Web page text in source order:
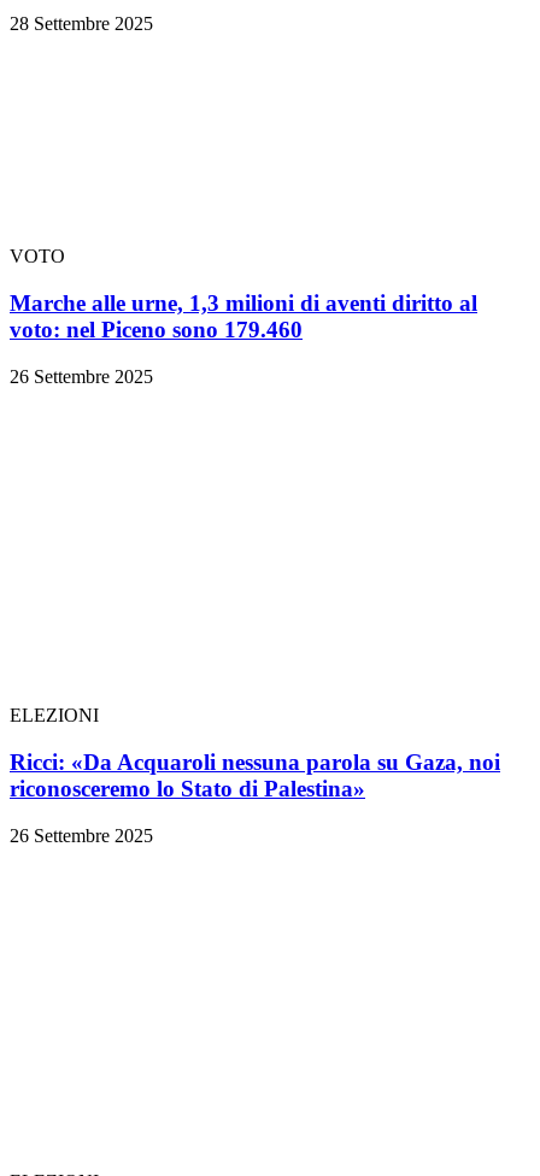
28 Settembre 2025
VOTO
Marche alle urne, 1,3 milioni di aventi diritto al
voto: nel Piceno sono 179.460
26 Settembre 2025
ELEZIONI
Ricci: «Da Acquaroli nessuna parola su Gaza, noi
riconosceremo lo Stato di Palestina»
26 Settembre 2025